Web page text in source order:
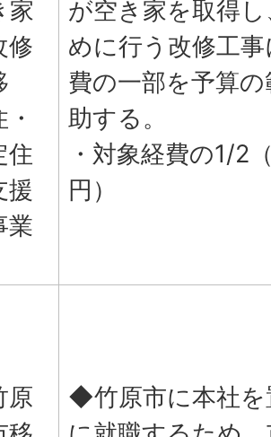
家
修
住
援
業
が空き家を取得
めに行う改修工
費の一部を予算
助する。
・対象経費の1/2
円）
原
◆竹原市に本社を